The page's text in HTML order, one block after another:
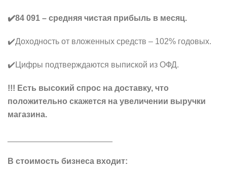
✔️84 091 – средняя чистая прибыль в месяц.
✔️Доходность от вложенных средств – 102% годовых.
✔️Цифры подтверждаются выпиской из ОФД.
!!! Есть высокий спрос на доставку, что
положительно скажется на увеличении выручки
магазина.
В стоимость бизнеса входит: